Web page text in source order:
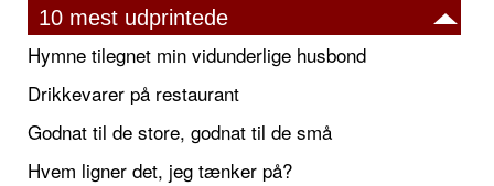
10 mest udprintede
Hymne tilegnet min vidunderlige husbond
Drikkevarer på restaurant
Godnat til de store, godnat til de små
Hvem ligner det, jeg tænker på?